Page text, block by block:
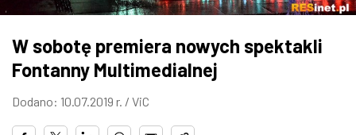
W RZESZOWIE
W sobotę premiera nowych spektakli
Fontanny Multimedialnej
Dodano: 10.07.2019 r. / ViC